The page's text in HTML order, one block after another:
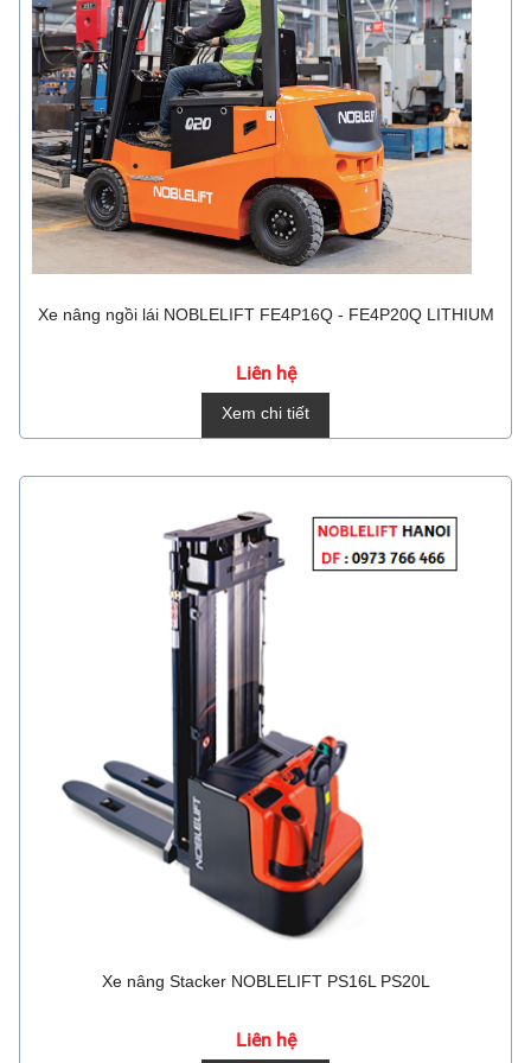
Xe nâng ngồi lái NOBLELIFT FE4P16Q - FE4P20Q LITHIUM
Liên hệ
Xem chi tiết
Xe nâng Stacker NOBLELIFT PS16L PS20L
Liên hệ